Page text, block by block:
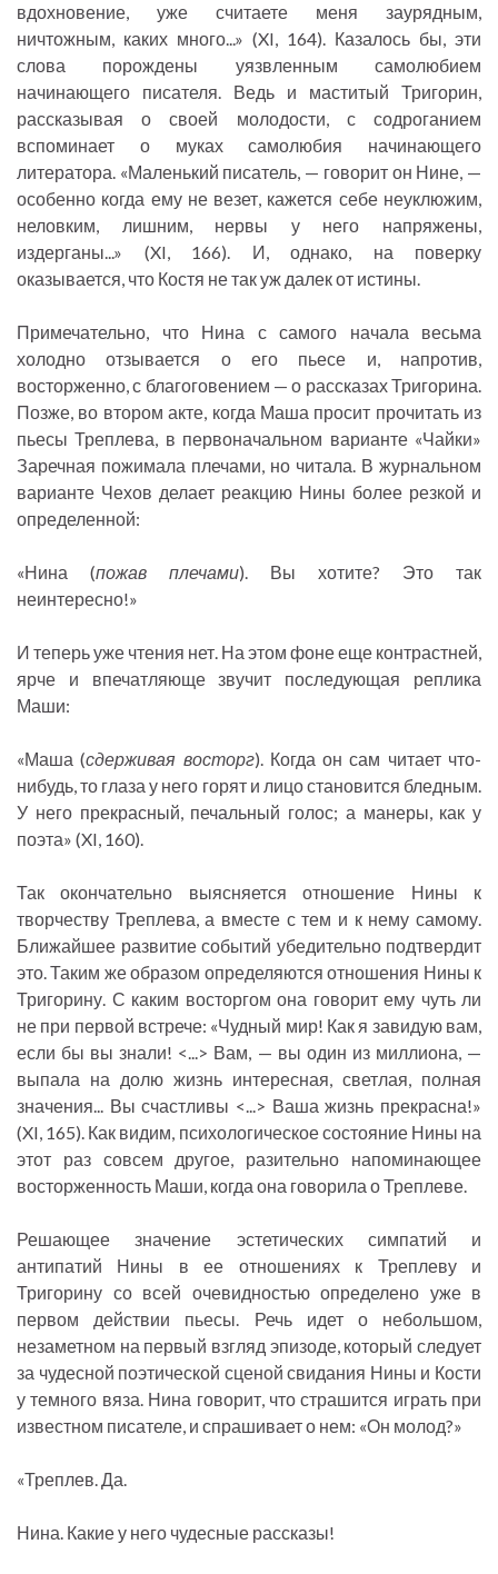
вдохновение, уже считаете меня заурядным,
ничтожным, каких много...» (XI, 164). Казалось бы, эти
слова порождены уязвленным самолюбием
начинающего писателя. Ведь и маститый Тригорин,
рассказывая о своей молодости, с содроганием
вспоминает о муках самолюбия начинающего
литератора. «Маленький писатель, — говорит он Нине, —
особенно когда ему не везет, кажется себе неуклюжим,
неловким, лишним, нервы у него напряжены,
издерганы...» (XI, 166). И, однако, на поверку
оказывается, что Костя не так уж далек от истины.
Примечательно, что Нина с самого начала весьма
холодно отзывается о его пьесе и, напротив,
восторженно, с благоговением — о рассказах Тригорина.
Позже, во втором акте, когда Маша просит прочитать из
пьесы Треплева, в первоначальном варианте «Чайки»
Заречная пожимала плечами, но читала. В журнальном
варианте Чехов делает реакцию Нины более резкой и
определенной:
«Нина (пожав плечами). Вы хотите? Это так
неинтересно!»
И теперь уже чтения нет. На этом фоне еще контрастней,
ярче и впечатляюще звучит последующая реплика
Маши:
«Маша (сдерживая восторг). Когда он сам читает что-
нибудь, то глаза у него горят и лицо становится бледным.
У него прекрасный, печальный голос; а манеры, как у
поэта» (XI, 160).
Так окончательно выясняется отношение Нины к
творчеству Треплева, а вместе с тем и к нему самому.
Ближайшее развитие событий убедительно подтвердит
это. Таким же образом определяются отношения Нины к
Тригорину. С каким восторгом она говорит ему чуть ли
не при первой встрече: «Чудный мир! Как я завидую вам,
если бы вы знали! <...> Вам, — вы один из миллиона, —
выпала на долю жизнь интересная, светлая, полная
значения... Вы счастливы <...> Ваша жизнь прекрасна!»
(XI, 165). Как видим, психологическое состояние Нины на
этот раз совсем другое, разительно напоминающее
восторженность Маши, когда она говорила о Треплеве.
Решающее значение эстетических симпатий и
антипатий Нины в ее отношениях к Треплеву и
Тригорину со всей очевидностью определено уже в
первом действии пьесы. Речь идет о небольшом,
незаметном на первый взгляд эпизоде, который следует
за чудесной поэтической сценой свидания Нины и Кости
у темного вяза. Нина говорит, что страшится играть при
известном писателе, и спрашивает о нем: «Он молод?»
«Треплев. Да.
Нина. Какие у него чудесные рассказы!